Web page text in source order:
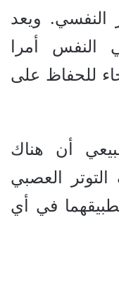
النفسي. ويعد
النفس أمرا
للحفاظ على
أن هناك
العصبي
في أي